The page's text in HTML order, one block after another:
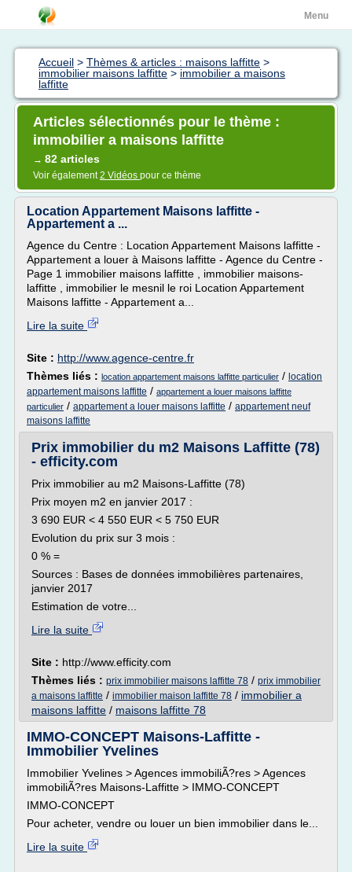
Menu
Accueil > Thèmes & articles : maisons laffitte >
immobilier maisons laffitte > immobilier a maisons
laffitte
Articles sélectionnés pour le thème :
immobilier a maisons laffitte
→ 82 articles
Voir également2 Vidéos pour ce thème
Location Appartement Maisons laffitte -
Appartement a ...
Agence du Centre : Location Appartement Maisons laffitte -
Appartement a louer à Maisons laffitte - Agence du Centre -
Page 1 immobilier maisons laffitte , immobilier maisons-
laffitte , immobilier le mesnil le roi Location Appartement
Maisons laffitte - Appartement a...
Lire la suite
Site : http://www.agence-centre.fr
Thèmes liés : location appartement maisons laffitte particulier / location
appartement maisons laffitte / appartement a louer maisons laffitte
particulier / appartement a louer maisons laffitte / appartement neuf
maisons laffitte
Prix immobilier du m2 Maisons Laffitte (78)
- efficity.com
Prix immobilier au m2 Maisons-Laffitte (78)
Prix moyen m2 en janvier 2017 :
3 690 EUR < 4 550 EUR < 5 750 EUR
Evolution du prix sur 3 mois :
0 % =
Sources : Bases de données immobilières partenaires,
janvier 2017
Estimation de votre...
Lire la suite
Site : http://www.efficity.com
Thèmes liés : prix immobilier maisons laffitte 78 / prix immobilier
a maisons laffitte / immobilier maison laffitte 78 / immobilier a
maisons laffitte / maisons laffitte 78
IMMO-CONCEPT Maisons-Laffitte -
Immobilier Yvelines
Immobilier Yvelines > Agences immobiliÃ?res > Agences
immobiliÃ?res Maisons-Laffitte > IMMO-CONCEPT
IMMO-CONCEPT
Pour acheter, vendre ou louer un bien immobilier dans le...
Lire la suite